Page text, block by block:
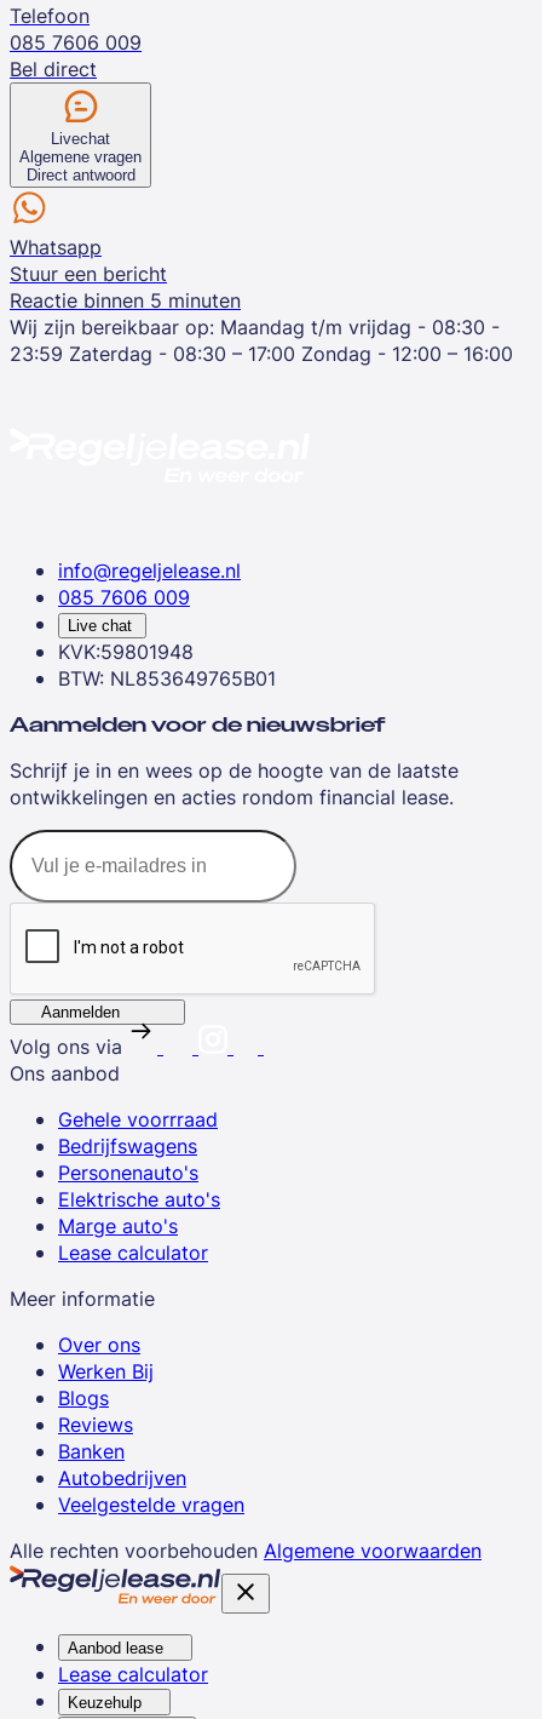
Telefoon
085 7606 009
Bel direct
Livechat
Algemene vragen
Direct antwoord
Whatsapp
Stuur een bericht
Reactie binnen 5 minuten
Wij zijn bereikbaar op: Maandag t/m vrijdag - 08:30 -
23:59 Zaterdag - 08:30 – 17:00 Zondag - 12:00 – 16:00
info@regeljelease.nl
085 7606 009
Live chat
KVK:59801948
BTW: NL853649765B01
Aanmelden voor de nieuwsbrief
Schrijf je in en wees op de hoogte van de laatste
ontwikkelingen en acties rondom financial lease.
Aanmelden
Volg ons via
Ons aanbod
Gehele voorrraad
Bedrijfswagens
Personenauto's
Elektrische auto's
Marge auto's
Lease calculator
Meer informatie
Over ons
Werken Bij
Blogs
Reviews
Banken
Autobedrijven
Veelgestelde vragen
Alle rechten voorbehouden Algemene voorwaarden
Aanbod lease
Lease calculator
Keuzehulp